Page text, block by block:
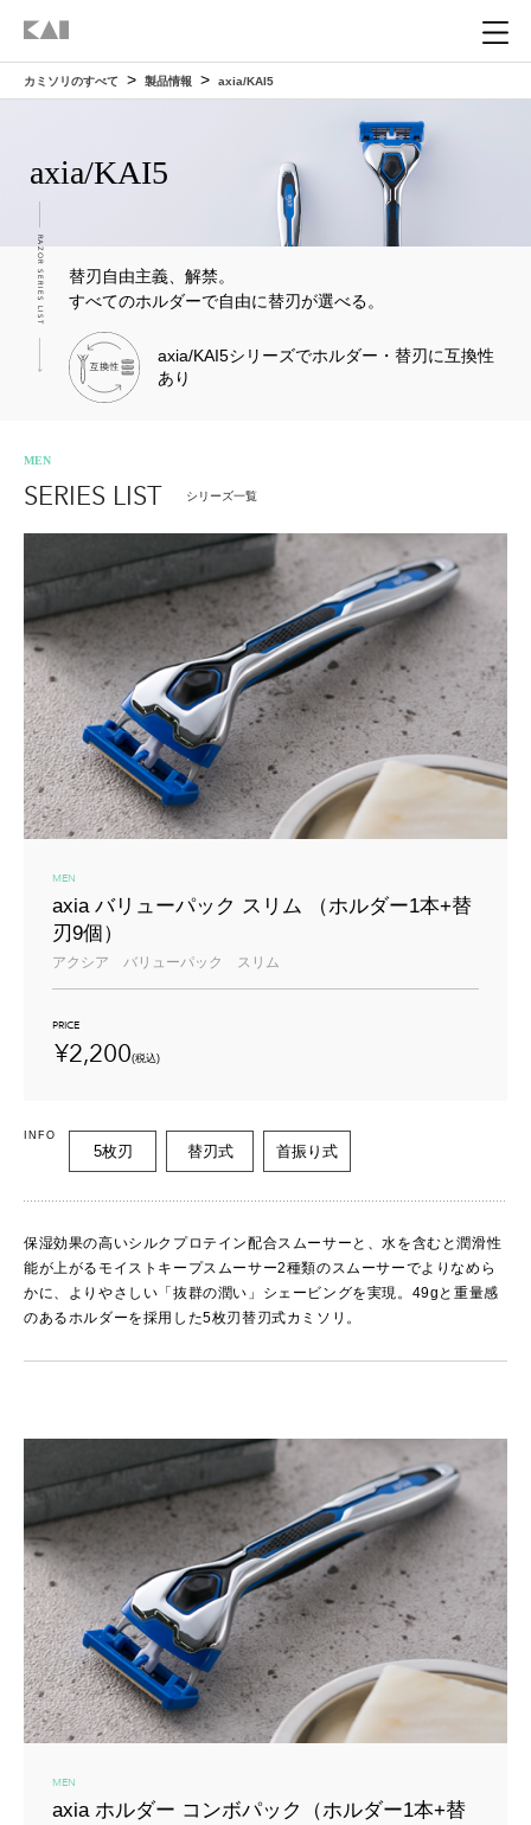
ホーム
製品情報
カミソリを知る
貝印のカミソリ
カミソリができるまで
カミソリの歴史
カミソリの選び方 HOW TO CHOOSE
部位で選ぶ（男性）
部位で選ぶ（女性）
正しい顔の産毛の剃り方
正しいムダ毛処理の方法
カミソリの替え刃の交換時期と捨て方
カミソリ負けの原因と予防
カミソリコラム COLUMN
カミソリのすべて ツメキリのすべて
ビューティーツールのすべて 包丁のすべて
貝印TOP
カミソリのすべて 製品情報 axia/KAI5
axia/KAI5
替刃自由主義、解禁。
すべてのホルダーで自由に替刃が選べる。
axia/KAI5シリーズでホルダー・替刃に互換性
あり
RAZOR SERIES LIST
MEN
SERIES LIST シリーズ一覧
MEN
axia バリューパック スリム
（ホルダー1本+替
刃9個）
アクシア バリューパック スリム
PRICE
¥2,200(税込)
INFO
5枚刃 替刃式 首振り式
保湿効果の高いシルクプロテイン配合スムーサーと、水を含むと潤滑性
能が上がるモイストキープスムーサー2種類のスムーサーでよりなめら
かに、よりやさしい「抜群の潤い」シェービングを実現。49gと重量感
のあるホルダーを採用した5枚刃替刃式カミソリ。
MEN
axia ホルダー コンボパック
（ホルダー1本+替